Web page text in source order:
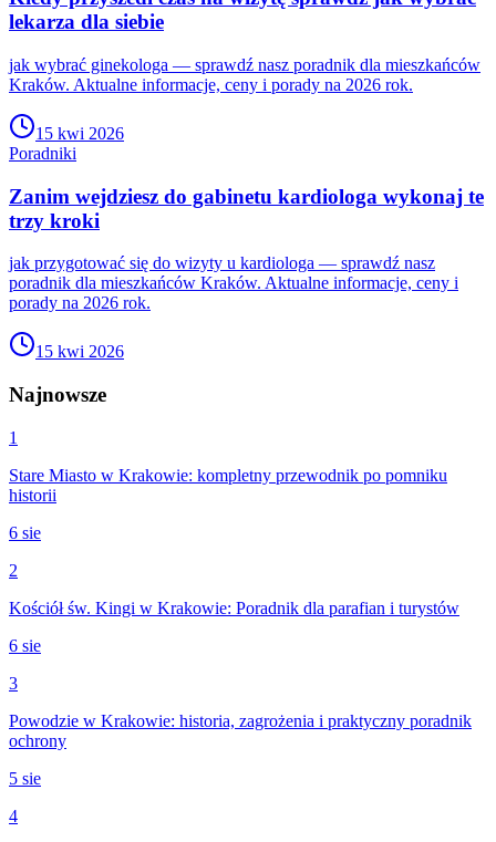
lekarza dla siebie
jak wybrać ginekologa — sprawdź nasz poradnik dla mieszkańców
Kraków. Aktualne informacje, ceny i porady na 2026 rok.
15 kwi 2026
Poradniki
Zanim wejdziesz do gabinetu kardiologa wykonaj te
trzy kroki
jak przygotować się do wizyty u kardiologa — sprawdź nasz
poradnik dla mieszkańców Kraków. Aktualne informacje, ceny i
porady na 2026 rok.
15 kwi 2026
Najnowsze
1
Stare Miasto w Krakowie: kompletny przewodnik po pomniku
historii
6 sie
2
Kościół św. Kingi w Krakowie: Poradnik dla parafian i turystów
6 sie
3
Powodzie w Krakowie: historia, zagrożenia i praktyczny poradnik
ochrony
5 sie
4